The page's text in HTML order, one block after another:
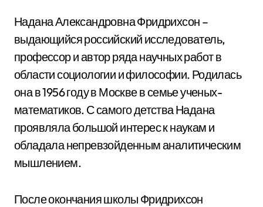
Надана Александровна Фридрихсон –
выдающийся российский исследователь,
профессор и автор ряда научных работ в
области социологии и философии. Родилась
она в 1956 году в Москве в семье ученых-
математиков. С самого детства Надана
проявляла большой интерес к наукам и
обладала непревзойденным аналитическим
мышлением.
После окончания школы Фридрихсон